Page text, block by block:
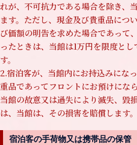
れが、不可抗力である場合を除き、
ます。ただし、現金及び貴重品につ
び価額の明告を求めた場合であって
ったときは、当館は1万円を限度と
す。
2.宿泊客が、当館内にお持込みにな
重品であってフロントにお預けにな
当館の故意又は過失により滅失、毀
は、当館は、その損害を賠償します。
宿泊客の手荷物又は携帯品の保管